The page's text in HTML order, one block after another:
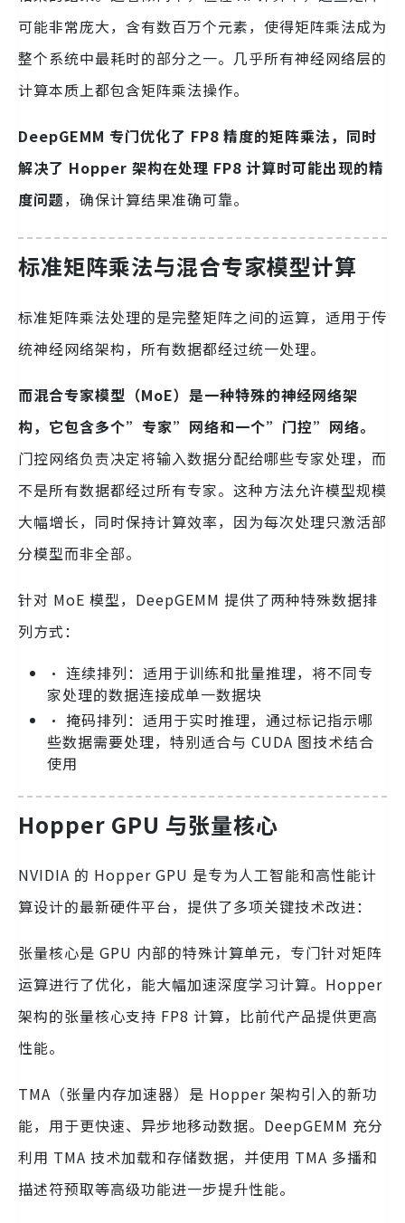
可能非常庞大，含有数百万个元素，使得矩阵乘法成为
整个系统中最耗时的部分之一。几乎所有神经网络层的
计算本质上都包含矩阵乘法操作。
DeepGEMM 专门优化了 FP8 精度的矩阵乘法，同时
解决了 Hopper 架构在处理 FP8 计算时可能出现的精
度问题，确保计算结果准确可靠。
标准矩阵乘法与混合专家模型计算
标准矩阵乘法处理的是完整矩阵之间的运算，适用于传
统神经网络架构，所有数据都经过统一处理。
而混合专家模型（MoE）是一种特殊的神经网络架
构，它包含多个”专家”网络和一个”门控”网络。
门控网络负责决定将输入数据分配给哪些专家处理，而
不是所有数据都经过所有专家。这种方法允许模型规模
大幅增长，同时保持计算效率，因为每次处理只激活部
分模型而非全部。
针对 MoE 模型，DeepGEMM 提供了两种特殊数据排
列方式：
• 连续排列：适用于训练和批量推理，将不同专
家处理的数据连接成单一数据块
• 掩码排列：适用于实时推理，通过标记指示哪
些数据需要处理，特别适合与 CUDA 图技术结合
使用
Hopper GPU 与张量核心
NVIDIA 的 Hopper GPU 是专为人工智能和高性能计
算设计的最新硬件平台，提供了多项关键技术改进：
张量核心是 GPU 内部的特殊计算单元，专门针对矩阵
运算进行了优化，能大幅加速深度学习计算。Hopper
架构的张量核心支持 FP8 计算，比前代产品提供更高
性能。
TMA（张量内存加速器）是 Hopper 架构引入的新功
能，用于更快速、异步地移动数据。DeepGEMM 充分
利用 TMA 技术加载和存储数据，并使用 TMA 多播和
描述符预取等高级功能进一步提升性能。